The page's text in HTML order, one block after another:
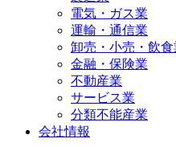
電気・ガス業
運輸・通信業
卸売・小売・飲食
金融・保険業
不動産業
サービス業
分類不能産業
会社情報